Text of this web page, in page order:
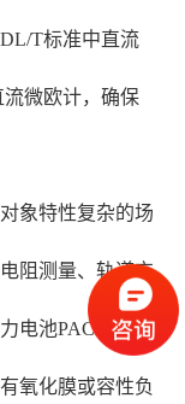
T标准中直流
微欧计，确保
象特性复杂的场
阻测量、轨道交
电池PACK的连
氧化膜或容性负